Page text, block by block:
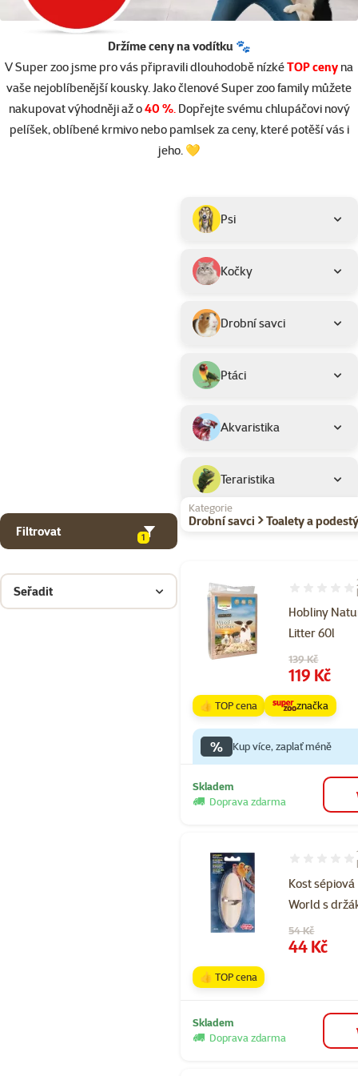
Držíme ceny na vodítku 🐾
V Super zoo jsme pro vás připravili dlouhodobě nízkéTOP ceny na
vaše nejoblíbenější kousky. Jako členové Super zoo family můžete
nakupovat výhodněji až o40 %.Dopřejte svému chlupáčovi nový
pelíšek, oblíbené krmivo nebo pamlsek za ceny, které potěší vás i
jeho. 💛
Podkategorie
Psi
Kočky
Drobní savci
Ptáci
Akvaristika
Teraristika
Filtrovat 1
Kategorie
Drobní savci > Toalety a
Seřadit
Hobliny
Litter 60l
Hodnocení
Původní cena
139 Kč
Cena
119 Kč
👍 TOP cena značka
% Kup více, zaplať méně
Skladem
Doprava zdarma
Kost sépiová
World s
Hodnocení
Původní cena
54 Kč
Cena
44 Kč
👍 TOP cena
Skladem
Doprava zdarma